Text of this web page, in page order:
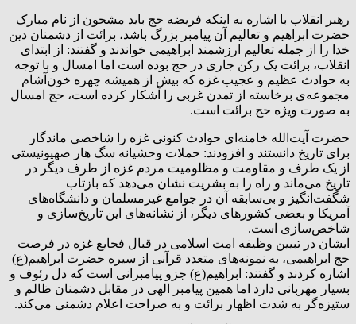
رهبر انقلاب با اشاره به اینکه فریضه حج باید مشحون از نام مبارک
حضرت ابراهیم و تعالیم آن پیامبر بزرگ باشد، برائت از دشمنان دین
خدا را از جمله تعالیم ارزشمند ابراهیمی خواندند و گفتند: از ابتدای
انقلاب، برائت یک رکن جاری در حج بوده است اما امسال و با توجه
به حوادث عظیم و عجیب غزه که بیش از همیشه چهره خون‌آشام
مجموعه‌ی برخاسته از تمدن غربی را آشکار کرده است، حج امسال
به صورت ویژه حج برائت است.
حضرت آیت‌الله خامنه‌ای حوادث کنونی غزه را شاخصی ماندگار
برای تاریخ دانستند و افزودند: حملات وحشیانه سگ هار صهیونیستی
از یک طرف و مقاومت و مظلومیت مردم غزه از طرف دیگر در
تاریخ می‌ماند و راه را به بشریت نشان می‌دهد که بازتاب
شگفت‌انگیز و بی‌سابقه آن در جوامع غیرمسلمان و دانشگاه‌های
آمریکا و بعضی کشورهای دیگر، از نشانه‌های این تاریخ‌سازی و
شاخص‌سازی است.
ایشان در تبیین وظیفه امت اسلامی در قبال فجایع غزه در فرصت
حج ابراهیمی، به نمونه‌های متعدد قرآنی از سیره حضرت ابراهیم(ع)
اشاره کردند و گفتند: ابراهیم(ع) جزو پیامبرانی است که دل رئوف و
بسیار مهربانی دارد اما همین پیامبر الهی در مقابل دشمنان ظالم و
ستیزه‌گر به شدت اظهار برائت و به صراحت اعلام دشمنی می‌کند.